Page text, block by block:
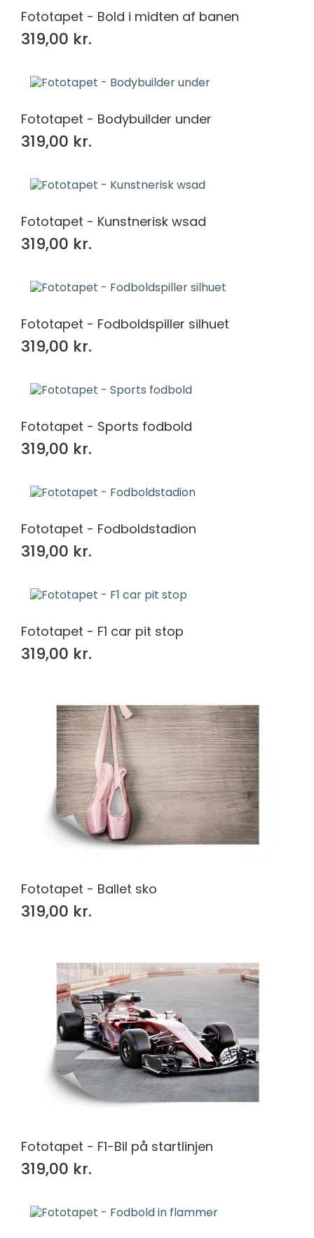
Fototapet - Bold i midten af ​​banen
319,00 kr.
Fototapet - Bodybuilder under
319,00 kr.
Fototapet - Kunstnerisk wsad
319,00 kr.
Fototapet - Fodboldspiller silhuet
319,00 kr.
Fototapet - Sports fodbold
319,00 kr.
Fototapet - Fodboldstadion
319,00 kr.
Fototapet - F1 car pit stop
319,00 kr.
Fototapet - Ballet sko
319,00 kr.
Fototapet - F1-Bil på startlinjen
319,00 kr.